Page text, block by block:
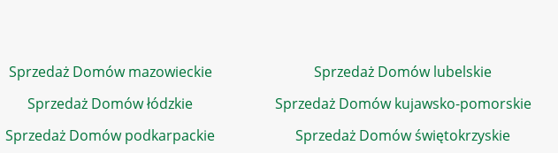
Sprzedaż Domów mazowieckie
Sprzedaż Domów lubelskie
Sprzedaż Domów łódzkie
Sprzedaż Domów kujawsko-pomorskie
Sprzedaż Domów podkarpackie
Sprzedaż Domów świętokrzyskie